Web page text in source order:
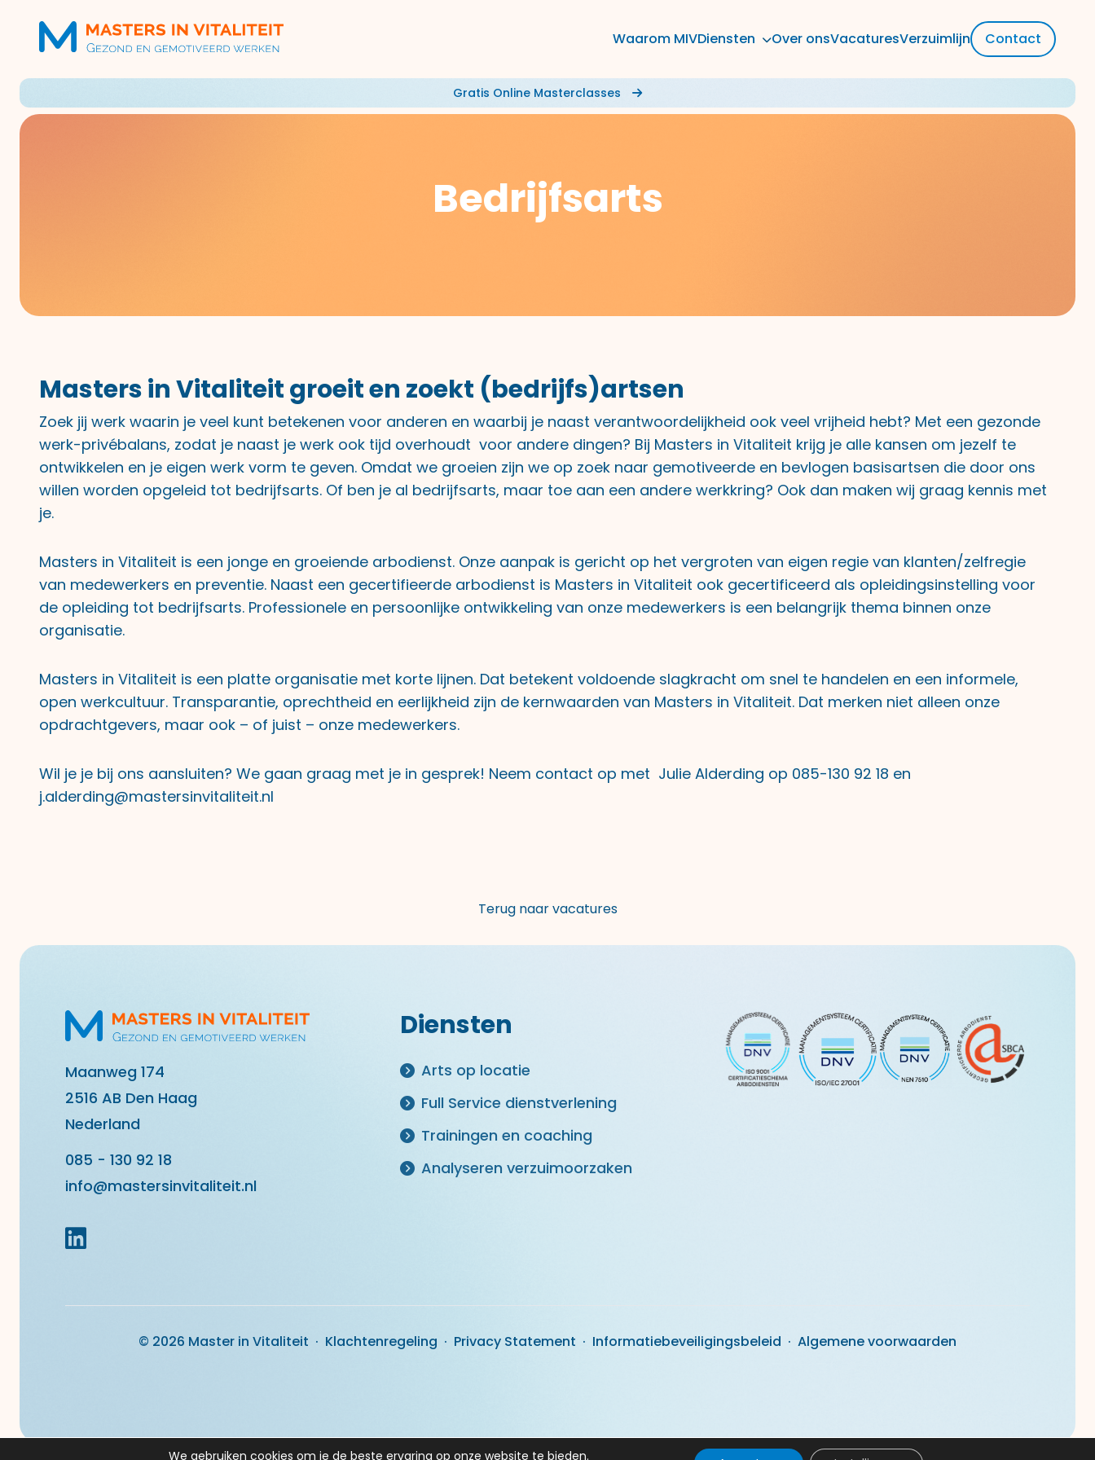
Waarom MIVDiensten Over onsVacaturesVerzuimlijn Contact
Gratis Online Masterclasses
Bedrijfsarts
Masters in Vitaliteit groeit en zoekt (bedrijfs)artsen
Zoek jij werk waarin je veel kunt betekenen voor anderen en waarbij je naast verantwoordelijkheid ook veel vrijheid hebt? Met een gezonde
werk-privébalans, zodat je naast je werk ook tijd overhoudt voor andere dingen? Bij Masters in Vitaliteit krijg je alle kansen om jezelf te
ontwikkelen en je eigen werk vorm te geven. Omdat we groeien zijn we op zoek naar gemotiveerde en bevlogen basisartsen die door ons
willen worden opgeleid tot bedrijfsarts. Of ben je al bedrijfsarts, maar toe aan een andere werkkring? Ook dan maken wij graag kennis met
je.
Masters in Vitaliteit is een jonge en groeiende arbodienst. Onze aanpak is gericht op het vergroten van eigen regie van klanten/zelfregie
van medewerkers en preventie. Naast een gecertifieerde arbodienst is Masters in Vitaliteit ook gecertificeerd als opleidingsinstelling voor
de opleiding tot bedrijfsarts. Professionele en persoonlijke ontwikkeling van onze medewerkers is een belangrijk thema binnen onze
organisatie.
Masters in Vitaliteit is een platte organisatie met korte lijnen. Dat betekent voldoende slagkracht om snel te handelen en een informele,
open werkcultuur. Transparantie, oprechtheid en eerlijkheid zijn de kernwaarden van Masters in Vitaliteit. Dat merken niet alleen onze
opdrachtgevers, maar ook – of juist – onze medewerkers.
Wil je je bij ons aansluiten? We gaan graag met je in gesprek! Neem contact op met Julie Alderding op 085-130 92 18 en
j.alderding@mastersinvitaliteit.nl
Terug naar vacatures
Maanweg 174
2516 AB Den Haag
Nederland
085 - 130 92 18
info@mastersinvitaliteit.nl
Diensten
Arts op locatie
Full Service dienstverlening
Trainingen en coaching
Analyseren verzuimoorzaken
© 2026 Master in Vitaliteit · Klachtenregeling · Privacy Statement · Informatiebeveiligingsbeleid · Algemene voorwaarden
We gebruiken cookies om je de beste ervaring op onze website te bieden.